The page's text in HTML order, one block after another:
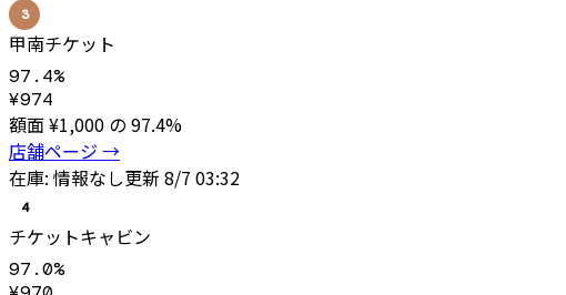
3
甲南チケット
97.4%
¥974
額面 ¥1,000 の 97.4%
店舗ページ →
在庫: 情報なし更新 8/7 03:32
4
チケットキャビン
97.0%